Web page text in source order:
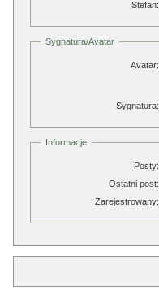
Stefan:
Sygnatura/Avatar
Avatar:
Sygnatura:
Informacje
Posty:
Ostatni post:
Zarejestrowany: